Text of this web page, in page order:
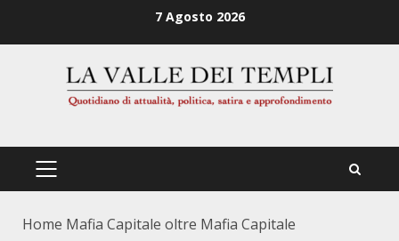
7 Agosto 2026
PRIMÄRES
Home Mafia Capitale oltre Mafia Capitale